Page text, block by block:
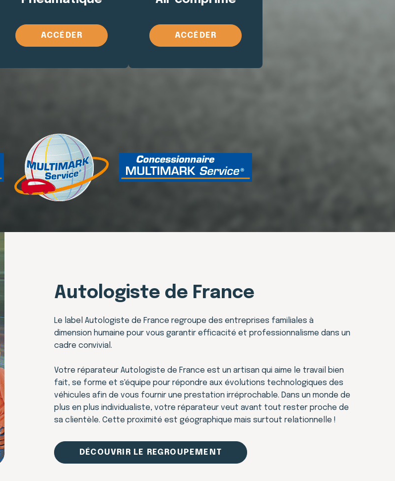
ACCÉDER ACCÉDER
Autologiste de France
Le label Autologiste de France regroupe des entreprises familiales à
dimension humaine pour vous garantir efficacité et professionnalisme dans un
cadre convivial.
Votre réparateur Autologiste de France est un artisan qui aime le travail bien
fait, se forme et s'équipe pour répondre aux évolutions technologiques des
véhicules afin de vous fournir une prestation irréprochable. Dans un monde de
plus en plus individualiste, votre réparateur veut avant tout rester proche de
sa clientèle. Cette proximité est géographique mais surtout relationnelle !
DÉCOUVRIR LE REGROUPEMENT